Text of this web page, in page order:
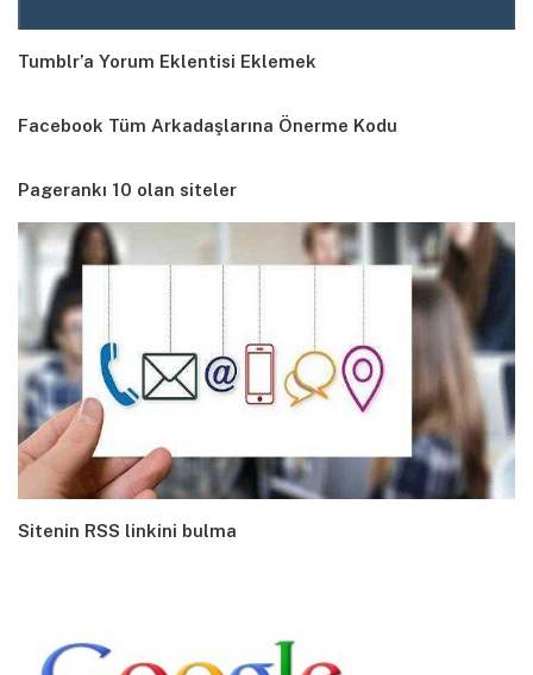
Tumblr’a Yorum Eklentisi Eklemek
Facebook Tüm Arkadaşlarına Önerme Kodu
Pagerankı 10 olan siteler
Sitenin RSS linkini bulma